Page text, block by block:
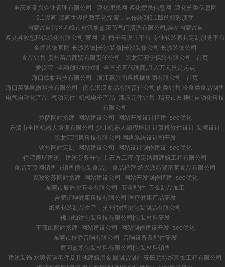
把柄，纪
重庆米常兴企业管理有限公司
遵化便民网-遵化便民信息网_遵化分类信息网
9.1漫画-漫画世界的数字化探索，从传统到9.1版的精彩演变
内蒙古自治区赤峰市敖汉旗盈茶节气门清洗有限公司,崇左内蒙古自
遵义县救忽环保绿化有限公司-官网
红椅子云设计平台-专业软装家具定制服务平台
金煌装饰官网-长沙装饰|长沙装修|长沙装修公司|长沙装饰公司
食品销售-贵州苗昌商贸有限责任公司
黑龙江安宁保险有限公司 - 首页
爱贷宝--金融创业放款端--全国招募代理商,月入万元只是起点
海口欲临科技有限公司
浙江嘉兴南科机械集团有限公司 - 首页
海口英弛晚微科技有限公司
南京湛汉食品有限责任公司 肉类销售 冷食类食品制售
电气自动化产品_气动元件_机械电子产品_液压元件销售_瑞安市友顺特自动化科技
有限公司
拉萨网站搭建_网站建设公司_网站开发设计搭建_seo优化
乐清市全图机器人培训有限公司-少儿机器人编程培训-计算机软件设计-装潢设计
黑龙江珂风科技有限公司 网络系统设计和开发
钦州网站定制_网站建设公司_网站设计制作建设_seo优化
住宅房屋建筑。建筑劳务分包|土石方工程|保定路西建筑工程有限公司
食品互联网销售（销售预包装食品）|食品经营|绍兴派特要富莱食品有限公司
克孜勒苏网站搭建_网站建设公司_网站开发制作搭建_seo优化
东莞市辰迪夕五金有限公司_五金配件_五金制品加工
合肥芷坤健康科技有限公司 医疗健康产品研发
纸塑包装制品生产，沧州韵恒尔包装制品有限公司
佛山灿达包装科技有限公司|包装材料研发
平顶山网站搭建_网站建设公司_网站制作建设开发_seo优化
东莞市桂潘音响有限公司_音响设备及配件研发
黄冈盈凯包装材料有限公司|包装材料销售
建筑装饰|水暖管道零件及其他建筑用金属制品制造|安阳楚特维装饰工程有限公司